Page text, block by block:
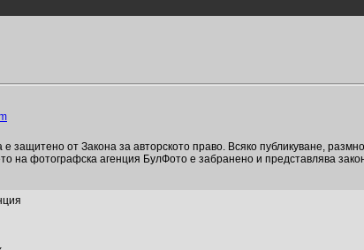
защитено от Закона за авторското право. Всяко публикуване,
на фотографска агенция БулФото е забранено и представлява